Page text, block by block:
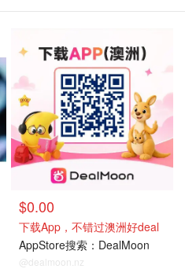
$0.00
下载App，不错过澳洲好deal
AppStore搜索：DealMoon
@dealmoon.nz